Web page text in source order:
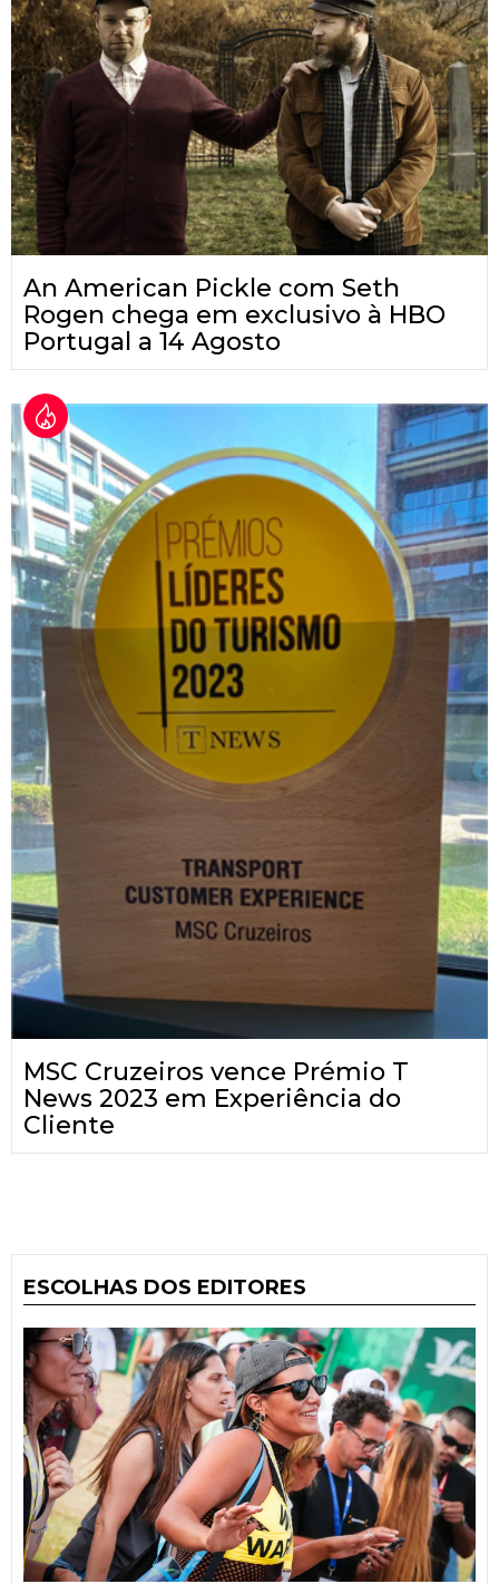
An American Pickle com Seth
Rogen chega em exclusivo à HBO
Portugal a 14 Agosto
MSC Cruzeiros vence Prémio T
News 2023 em Experiência do
Cliente
ESCOLHAS DOS EDITORES